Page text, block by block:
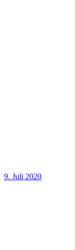
9. Juli 2020